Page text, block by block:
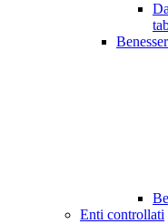
Enti controllati